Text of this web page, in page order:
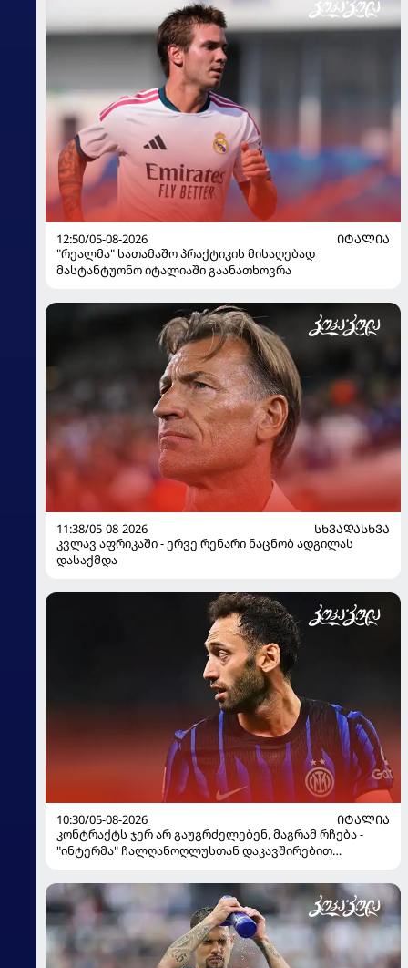
12:50/05-08-2026
ᲘᲢᲐᲚᲘᲐ
"რეალმა" სათამაშო პრაქტიკის მისაღებად
მასტანტუონო იტალიაში გაანათხოვრა
11:38/05-08-2026
ᲡᲮᲕᲐᲓᲐᲡᲮᲕᲐ
კვლავ აფრიკაში - ერვე რენარი ნაცნობ ადგილას
დასაქმდა
10:30/05-08-2026
ᲘᲢᲐᲚᲘᲐ
კონტრაქტს ჯერ არ გაუგრძელებენ, მაგრამ რჩება -
"ინტერმა" ჩალღანოღლუსთან დაკავშირებით